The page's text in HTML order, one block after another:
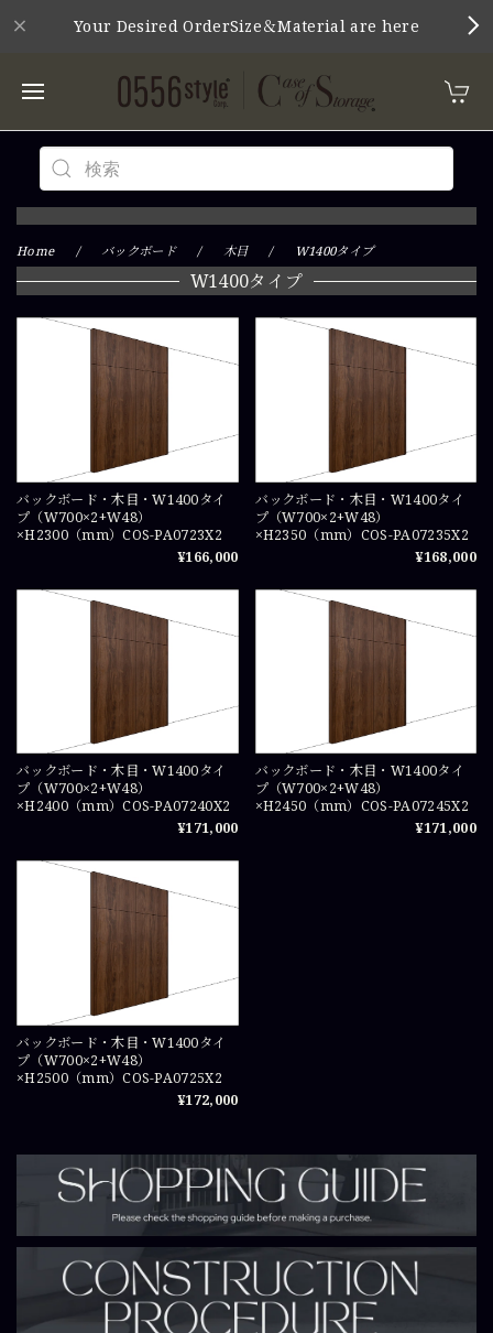
Your Desired OrderSize＆Material are here
Home バックボード 木目 W1400タイプ
W1400タイプ
バックボード・木目・W1400タイ
プ（W700×2+W48）
×H2300（mm）COS-PA0723X2
¥166,000
バックボード・木目・W1400タイ
プ（W700×2+W48）
×H2350（mm）COS-PA07235X2
¥168,000
バックボード・木目・W1400タイ
プ（W700×2+W48）
×H2400（mm）COS-PA07240X2
¥171,000
バックボード・木目・W1400タイ
プ（W700×2+W48）
×H2450（mm）COS-PA07245X2
¥171,000
バックボード・木目・W1400タイ
プ（W700×2+W48）
×H2500（mm）COS-PA0725X2
¥172,000